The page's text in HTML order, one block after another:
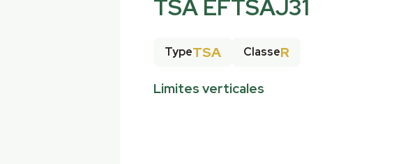
TSA EFTSAJ31
TypeTSA ClasseR
Limites verticales